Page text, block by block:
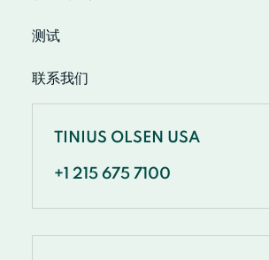
测试
联系我们
TINIUS OLSEN USA
+1 215 675 7100